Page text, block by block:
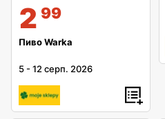
2 99
Пиво Warka
5 -12 серп. 2026